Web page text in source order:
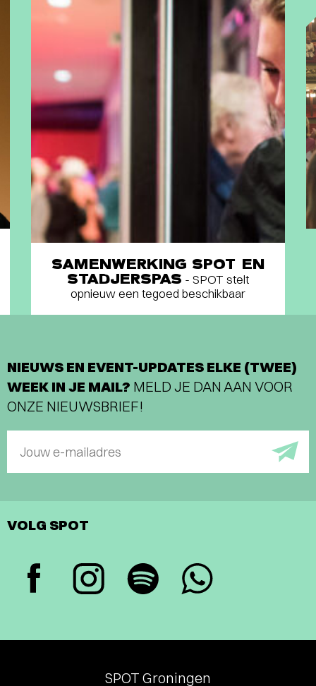
SAMENWERKING SPOT EN
STADJERSPAS - SPOT stelt
opnieuw een tegoed beschikbaar
NIEUWS EN EVENT-UPDATES ELKE (TWEE)
WEEK IN JE MAIL? MELD JE DAN AAN VOOR
ONZE NIEUWSBRIEF!
Jouw e-mailadres
VOLG SPOT
SPOT Groningen